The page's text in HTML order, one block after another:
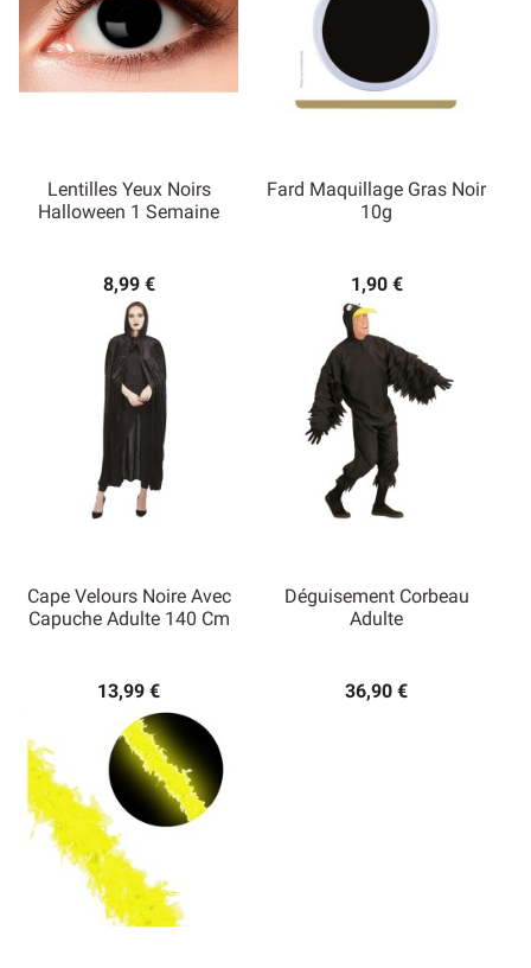
Lentilles Yeux Noirs
Halloween 1 Semaine
8,99 €
Fard Maquillage Gras Noir
10g
1,90 €
Cape Velours Noire Avec
Capuche Adulte 140 Cm
13,99 €
Déguisement Corbeau
Adulte
36,90 €